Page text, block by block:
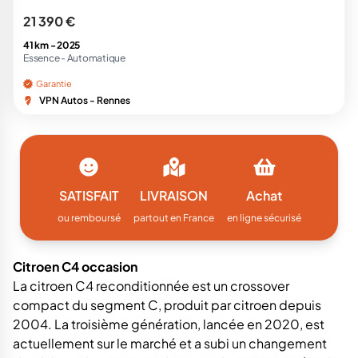
21 390 €
41 km -2025
Essence - Automatique
Garantie
VPN Autos - Rennes
SATISFAIT
ou remboursé
LIVRAISON
partout en France
Achat
en ligne sécurisé
Citroen C4 occasion
La citroen C4 reconditionnée est un crossover
compact du segment C, produit par citroen depuis
2004. La troisième génération, lancée en 2020, est
actuellement sur le marché et a subi un changement